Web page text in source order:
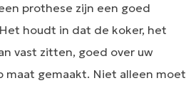
prothese zijn een goed
houdt in dat de koker, het
vast zitten, goed over uw
maat gemaakt. Niet alleen moet